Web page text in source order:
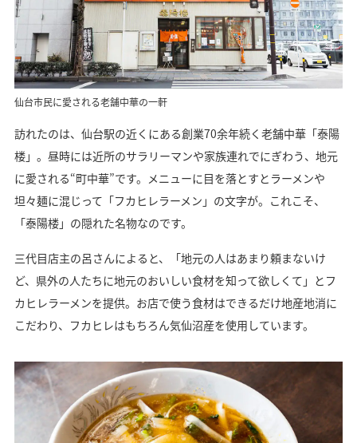
仙台市民に愛される老舗中華の一軒
訪れたのは、仙台駅の近くにある創業70余年続く老舗中華「泰陽
楼」。昼時には近所のサラリーマンや家族連れでにぎわう、地元
に愛される“町中華”です。メニューに目を落とすとラーメンや
坦々麺に混じって「フカヒレラーメン」の文字が。これこそ、
「泰陽楼」の隠れた名物なのです。
三代目店主の呂さんによると、「地元の人はあまり頼まないけ
ど、県外の人たちに地元のおいしい食材を知って欲しくて」とフ
カヒレラーメンを提供。お店で使う食材はできるだけ地産地消に
こだわり、フカヒレはもちろん気仙沼産を使用しています。